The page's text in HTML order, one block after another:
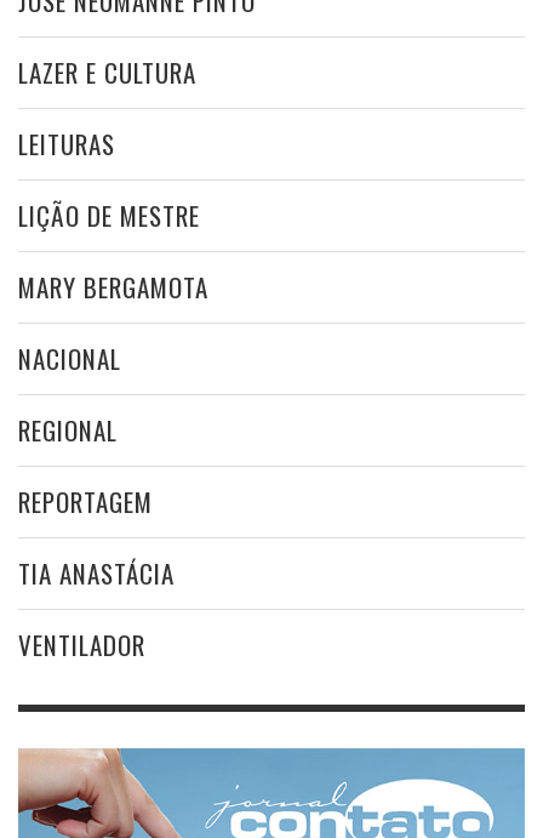
LAZER E CULTURA
LEITURAS
LIÇÃO DE MESTRE
MARY BERGAMOTA
NACIONAL
REGIONAL
REPORTAGEM
TIA ANASTÁCIA
VENTILADOR